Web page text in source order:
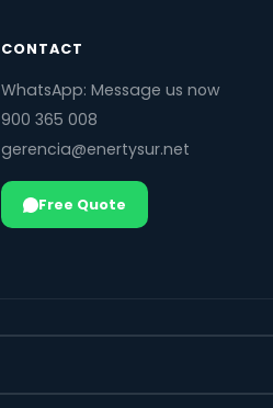
CONTACT
WhatsApp: Message us now
900 365 008
gerencia@enertysur.net
Free Quote